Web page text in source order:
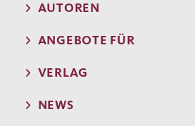
AUTOREN
ANGEBOTE FÜR
VERLAG
NEWS